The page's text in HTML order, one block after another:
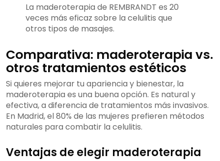
La maderoterapia de REMBRANDT es 20
veces más eficaz sobre la celulitis que
otros tipos de masajes.
Comparativa: maderoterapia vs.
otros tratamientos estéticos
Si quieres mejorar tu apariencia y bienestar, la
maderoterapia es una buena opción. Es natural y
efectiva, a diferencia de tratamientos más invasivos.
En Madrid, el 80% de las mujeres prefieren métodos
naturales para combatir la celulitis.
Ventajas de elegir maderoterapia